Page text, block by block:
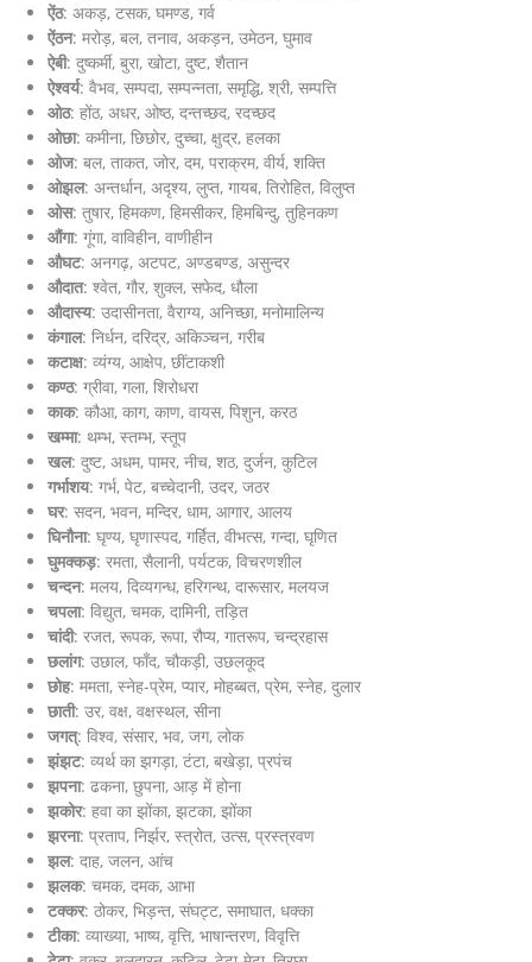
ऐंठ: अकड़, टसक, घमण्ड, गर्व
ऐंठन: मरोड़, बल, तनाव, अकड़न, उमेठन, घुमाव
ऐबी: दुष्कर्मी, बुरा, खोटा, दुष्ट, शैतान
ऐश्वर्य: वैभव, सम्पदा, सम्पन्नता, समृद्धि, श्री, सम्पत्ति
ओठ: होंठ, अधर, ओष्ठ, दन्तच्छद, रदच्छद
ओछा: कमीना, छिछोर, दुच्चा, क्षुद्र, हलका
ओज: बल, ताकत, जोर, दम, पराक्रम, वीर्य, शक्ति
ओझल: अन्तर्धान, अदृश्य, लुप्त, गायब, तिरोहित, विलुप्त
ओस: तुषार, हिमकण, हिमसीकर, हिमबिन्दु, तुहिनकण
औंगा: गूंगा, वाविहीन, वाणीहीन
औघट: अनगढ़, अटपट, अण्डबण्ड, असुन्दर
औदात: श्वेत, गौर, शुक्ल, सफेद, धौला
औदास्य: उदासीनता, वैराग्य, अनिच्छा, मनोमालिन्य
कंगाल: निर्धन, दरिद्र, अकिञ्चन, गरीब
कटाक्ष: व्यंग्य, आक्षेप, छींटाकशी
कण्ठ: ग्रीवा, गला, शिरोधरा
काक: कौआ, काग, काण, वायस, पिशुन, करठ
खम्मा: थम्भ, स्तम्भ, स्तूप
खल: दुष्ट, अधम, पामर, नीच, शठ, दुर्जन, कुटिल
गर्भाशय: गर्भ, पेट, बच्चेदानी, उदर, जठर
घर: सदन, भवन, मन्दिर, धाम, आगार, आलय
घिनौना: घृण्य, घृणास्पद, गर्हित, वीभत्स, गन्दा, घृणित
घुमक्कड़: रमता, सैलानी, पर्यटक, विचरणशील
चन्दन: मलय, दिव्यगन्ध, हरिगन्थ, दारूसार, मलयज
चपला: विद्युत, चमक, दामिनी, तड़ित
चांदी: रजत, रूपक, रूपा, रौप्य, गातरूप, चन्द्रहास
छलांग: उछाल, फाँद, चौकड़ी, उछलकूद
छोह: ममता, स्नेह-प्रेम, प्यार, मोहब्बत, प्रेम, स्नेह, दुलार
छाती: उर, वक्ष, वक्षस्थल, सीना
जगत्: विश्व, संसार, भव, जग, लोक
झंझट: व्यर्थ का झगड़ा, टंटा, बखेड़ा, प्रपंच
झपना: ढकना, छुपना, आड़ में होना
झकोर: हवा का झोंका, झटका, झोंका
झरना: प्रताप, निर्झर, स्त्रोत, उत्स, प्रस्त्रवण
झल: दाह, जलन, आंच
झलक: चमक, दमक, आभा
टक्कर: ठोकर, भिड़न्त, संघट्ट, समाघात, धक्का
टीका: व्याख्या, भाष्य, वृत्ति, भाषान्तरण, विवृत्ति